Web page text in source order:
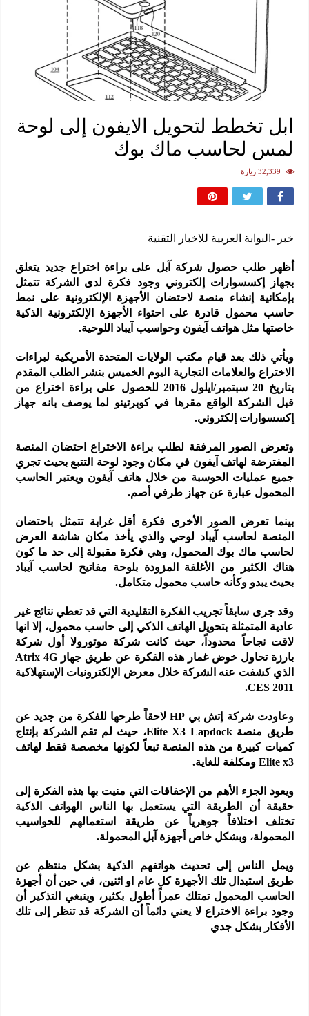
ابل تخطط لتحويل الايفون إلى لوحة
لمس لحاسب ماك بوك
32,339 زيارة
خبر -البوابة العربية للاخبار التقنية
أظهر طلب حصول شركة آبل على براءة اختراع جديد يتعلق
بجهاز إكسسوارات إلكتروني وجود فكرة لدى الشركة تتمثل
بإمكانية إنشاء منصة لاحتضان الأجهزة الإلكترونية على نمط
حاسب محمول قادرة على احتواء الأجهزة الإلكترونية الذكية
خاصتها مثل هواتف آيفون وحواسيب آيباد اللوحية.
ويأتي ذلك بعد قيام مكتب الولايات المتحدة الأمريكية لبراءات
الاختراع والعلامات التجارية اليوم الخميس بنشر الطلب المقدم
بتاريخ 20 سبتمبر/ايلول 2016 للحصول على براءة اختراع من
قبل الشركة الواقع مقرها في كوبرتينو لما يوصف بانه جهاز
إكسسوارات إلكتروني.
وتعرض الصور المرفقة لطلب براءة الاختراع احتضان المنصة
المفترضة لهاتف آيفون في مكان وجود لوحة التتبع بحيث تجري
جميع عمليات الحوسبة من خلال هاتف آيفون ويعتبر الحاسب
المحمول عبارة عن جهاز طرفي أصم.
بينما تعرض الصور الأخرى فكرة أقل غرابة تتمثل باحتضان
المنصة لحاسب آيباد لوحي والذي يأخذ مكان شاشة العرض
لحاسب ماك بوك المحمول، وهي فكرة مقبولة إلى حد ما كون
هناك الكثير من الأغلفة المزودة بلوحة مفاتيح لحاسب آيباد
بحيث يبدو وكأنه حاسب محمول متكامل.
وقد جرى سابقاً تجريب الفكرة التقليدية التي قد تعطي نتائج غير
عادية المتمثلة بتحويل الهاتف الذكي إلى حاسب محمول، إلا انها
لاقت نجاحاً محدوداً، حيث كانت شركة موتورولا أول شركة
بارزة تحاول خوض غمار هذه الفكرة عن طريق جهاز Atrix 4G
الذي كشفت عنه الشركة خلال معرض الإلكترونيات الإستهلاكية
CES 2011.
وعاودت شركة إتش بي HP لاحقاً طرحها للفكرة من جديد عن
طريق منصة Elite X3 Lapdock، حيث لم تقم الشركة بإنتاج
كميات كبيرة من هذه المنصة تبعاً لكونها مخصصة فقط لهاتف
Elite x3 ومكلفة للغاية.
ويعود الجزء الأهم من الإخفاقات التي منيت بها هذه الفكرة إلى
حقيقة أن الطريقة التي يستعمل بها الناس الهواتف الذكية
تختلف اختلافاً جوهرياً عن طريقة استعمالهم للحواسيب
المحمولة، وبشكل خاص أجهزة آبل المحمولة.
ويمل الناس إلى تحديث هواتفهم الذكية بشكل منتظم عن
طريق استبدال تلك الأجهزة كل عام او اثنين، في حين أن أجهزة
الحاسب المحمول تمتلك عمراً أطول بكثير، وينبغي التذكير أن
وجود براءة الاختراع لا يعني دائماً أن الشركة قد تنظر إلى تلك
الأفكار بشكل جدي